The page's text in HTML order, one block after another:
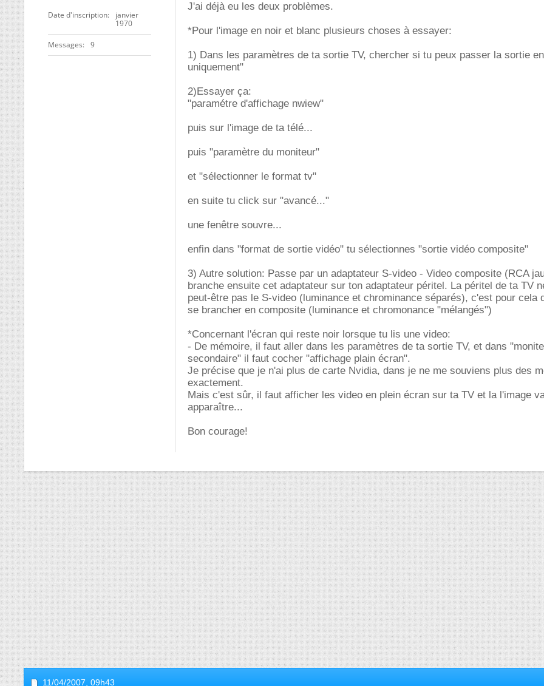
Date d'inscription
janvier
1970
Messages 9
J'ai déjà eu les deux problèmes.
*Pour l'image en noir et blanc plusieurs choses à essayer:
1) Dans les paramètres de ta sortie TV, chercher si tu peux passer la sortie
uniquement"
2)Essayer ça:
"paramétre d'affichage nwiew"
puis sur l'image de ta télé...
puis "paramètre du moniteur"
et "sélectionner le format tv"
en suite tu click sur "avancé..."
une fenêtre souvre...
enfin dans "format de sortie vidéo" tu sélectionnes "sortie vidéo composite"
3) Autre solution: Passe par un adaptateur S-video - Video composite (RCA
branche ensuite cet adaptateur sur ton adaptateur péritel. La péritel de ta TV
peut-être pas le S-video (luminance et chrominance séparés), c'est pour cela
se brancher en composite (luminance et chromonance "mélangés")
*Concernant l'écran qui reste noir lorsque tu lis une video:
- De mémoire, il faut aller dans les paramètres de ta sortie TV, et dans
secondaire" il faut cocher "affichage plain écran".
Je précise que je n'ai plus de carte Nvidia, dans je ne me souviens plus des
exactement.
Mais c'est sûr, il faut afficher les video en plein écran sur ta TV et la l'image
apparaître...
Bon courage!
11/04/2007, 09h43